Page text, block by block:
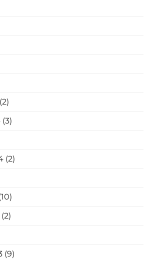
(2)
(3)
(2)
(2)
(9)